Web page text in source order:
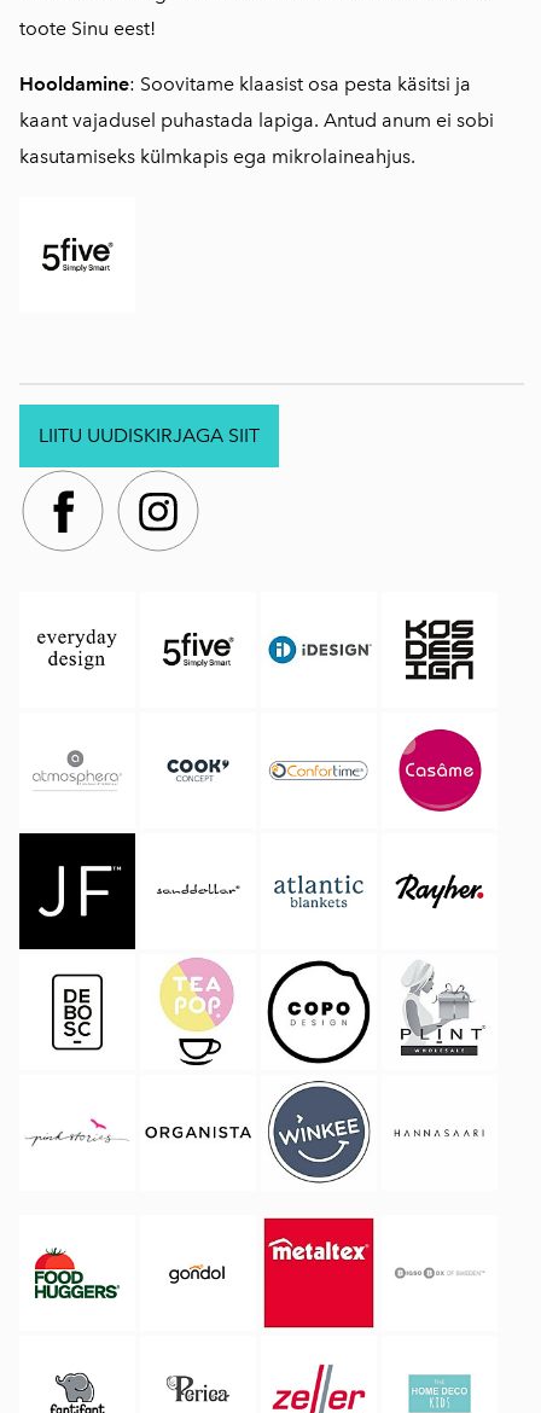
toote Sinu eest!
Hooldamine: Soovitame klaasist osa pesta käsitsi ja
kaant vajadusel puhastada lapiga. Antud anum ei sobi
kasutamiseks külmkapis ega mikrolaineahjus.
LIITU UUDISKIRJAGA SIIT